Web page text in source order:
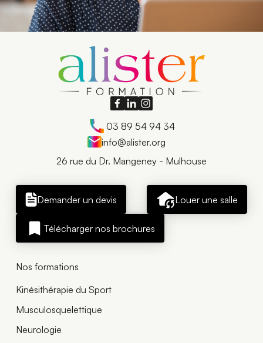
03 89 54 94 34
info@alister.org
26 rue du Dr. Mangeney - Mulhouse
Demander un devis Louer une salle
Télécharger nos brochures
Nos formations
Kinésithérapie du Sport
Musculosquelettique
Neurologie